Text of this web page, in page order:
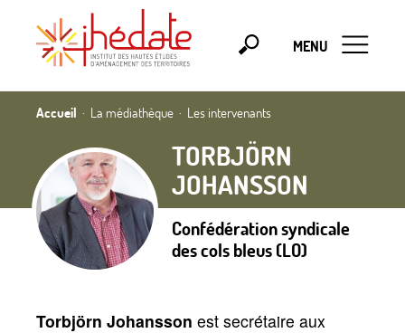
MENU
Accueil La médiathèque Les intervenants
TORBJÖRN
JOHANSSON
Confédération syndicale
des cols bleus (LO)
Torbjörn Johansson est secrétaire aux